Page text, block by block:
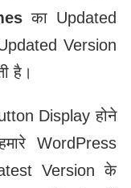
का Updated
Version
है।
Display होने
WordPress
Version के